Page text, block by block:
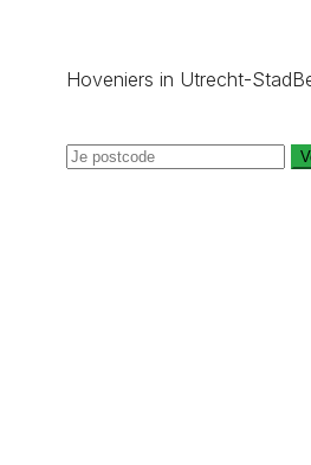
Hoveniers in Utrecht-Stad